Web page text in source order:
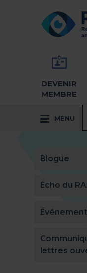
RETOUR À
DEVENIR
MEMBRE
MENU
Blogue
Écho du
lettres